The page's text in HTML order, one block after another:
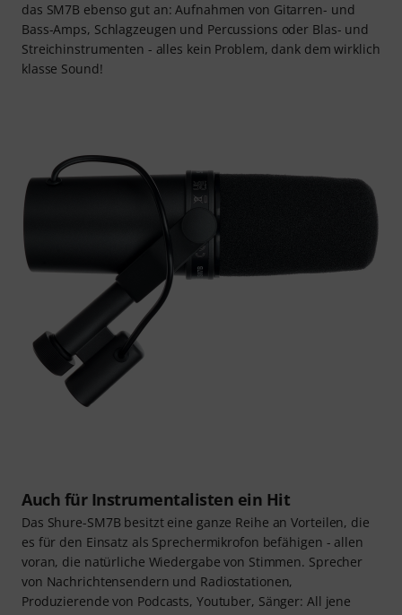
das SM7B ebenso gut an: Aufnahmen von Gitarren- und
Bass-Amps, Schlagzeugen und Percussions oder Blas- und
Streichinstrumenten - alles kein Problem, dank dem wirklich
klasse Sound!
Auch für Instrumentalisten ein Hit
Das Shure-SM7B besitzt eine ganze Reihe an Vorteilen, die
es für den Einsatz als Sprechermikrofon befähigen - allen
voran, die natürliche Wiedergabe von Stimmen. Sprecher
von Nachrichtensendern und Radiostationen,
Produzierende von Podcasts, Youtuber, Sänger: All jene